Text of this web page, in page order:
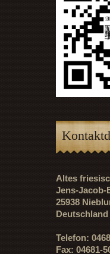
Altes
Jens-Jacob-
25938
Deutschland
Telefon:
Fax: 04681-